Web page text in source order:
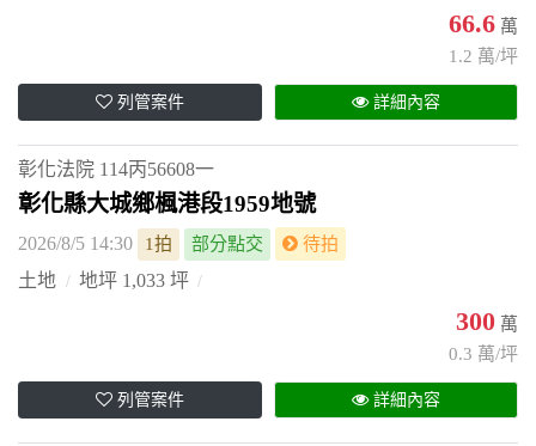
66.6 萬
1.2 萬/坪
列管案件 詳細內容
彰化法院 114丙56608一
彰化縣大城鄉楓港段1959地號
2026/8/5 14:30 1拍 部分點交 待拍
土地 地坪 1,033 坪
300 萬
0.3 萬/坪
列管案件 詳細內容